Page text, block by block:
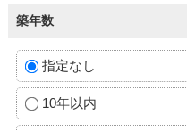
築年数
指定なし
10年以内